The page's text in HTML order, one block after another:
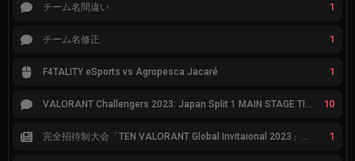
チーム名間違い 1
チーム名修正 1
F4TALITY eSports vs Agropesca Jacaré 1
VALORANT Challengers 2023: Japan Split 1 MAIN STAGE TIER表 10
完全招待制大会「TEN VALORANT Global Invitaional 2023」が韓国で開催 1